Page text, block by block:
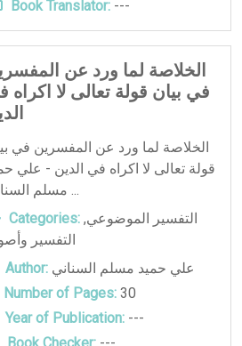
Book Translator:---
الخلاصة لما ورد عن
في بيان قولة تعالى لا اكراه
الخلاصة لما ورد عن المفسرين في
قولة تعالى لا اكراه في الدين - علي
مسلم السناني ...
Categories: التفسير الموضوعي,
التفسير
Author: علي حميد مسلم السناني
Number of Pages:30
Year of Publication:---